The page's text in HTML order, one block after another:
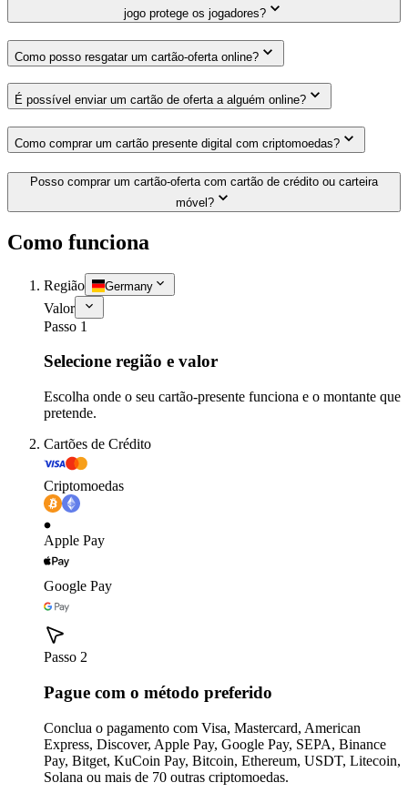
jogo protege os jogadores?
Como posso resgatar um cartão-oferta online?
É possível enviar um cartão de oferta a alguém online?
Como comprar um cartão presente digital com criptomoedas?
Posso comprar um cartão-oferta com cartão de crédito ou carteira
móvel?
Como funciona
Região Germany
Valor
Passo 1
Selecione região e valor
Escolha onde o seu cartão-presente funciona e o montante que
pretende.
Cartões de Crédito
Criptomoedas
Apple Pay
Google Pay
Passo 2
Pague com o método preferido
Conclua o pagamento com Visa, Mastercard, American
Express, Discover, Apple Pay, Google Pay, SEPA, Binance
Pay, Bitget, KuCoin Pay, Bitcoin, Ethereum, USDT, Litecoin,
Solana ou mais de 70 outras criptomoedas.